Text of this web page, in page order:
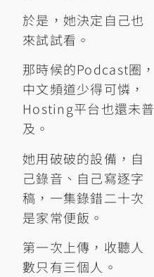
於是，她決定自己也
來試試看。
那時候的Podcast圈，
中文頻道少得可憐，
Hosting平台也還未普
及。
她用破破的設備，自
己錄音、自己寫逐字
稿，一集錄錯二十次
是家常便飯。
第一次上傳，收聽人
數只有三個人。